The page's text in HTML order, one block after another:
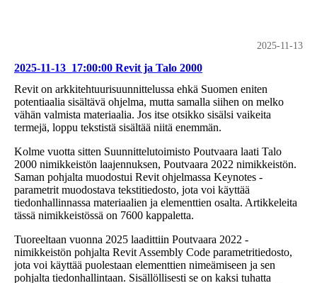
2025-11-13
2025-11-13_17:00:00 Revit ja Talo 2000
Revit on arkkitehtuurisuunnittelussa ehkä Suomen eniten
potentiaalia sisältävä ohjelma, mutta samalla siihen on melko
vähän valmista materiaalia. Jos itse otsikko sisälsi vaikeita
termejä, loppu tekstistä sisältää niitä enemmän.
Kolme vuotta sitten Suunnittelutoimisto Poutvaara laati Talo
2000 nimikkeistön laajennuksen, Poutvaara 2022 nimikkeistön.
Saman pohjalta muodostui Revit ohjelmassa Keynotes -
parametrit muodostava tekstitiedosto, jota voi käyttää
tiedonhallinnassa materiaalien ja elementtien osalta. Artikkeleita
tässä nimikkeistössä on 7600 kappaletta.
Tuoreeltaan vuonna 2025 laadittiin Poutvaara 2022 -
nimikkeistön pohjalta Revit Assembly Code parametritiedosto,
jota voi käyttää puolestaan elementtien nimeämiseen ja sen
pohjalta tiedonhallintaan. Sisällöllisesti se on kaksi tuhatta